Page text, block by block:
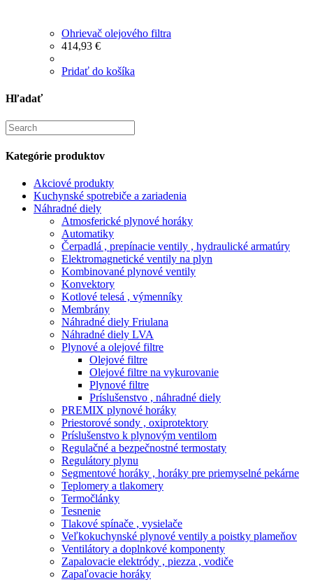
Ohrievač olejového filtra
414,93 €
Pridať do košíka
Hľadať
Search
for:
Kategórie produktov
Akciové produkty
Kuchynské spotrebiče a zariadenia
Náhradné diely
Atmosferické plynové horáky
Automatiky
Čerpadlá , prepínacie ventily , hydraulické armatúry
Elektromagnetické ventily na plyn
Kombinované plynové ventily
Konvektory
Kotlové telesá , výmenníky
Membrány
Náhradné diely Friulana
Náhradné diely LVA
Plynové a olejové filtre
Olejové filtre
Olejové filtre na vykurovanie
Plynové filtre
Príslušenstvo , náhradné diely
PREMIX plynové horáky
Priestorové sondy , oxiprotektory
Príslušenstvo k plynovým ventilom
Regulačné a bezpečnostné termostaty
Regulátory plynu
Segmentové horáky , horáky pre priemyselné pekárne
Teplomery a tlakomery
Termočlánky
Tesnenie
Tlakové spínače , vysielače
Veľkokuchynské plynové ventily a poistky plameňov
Ventilátory a doplnkové komponenty
Zapalovacie elektródy , piezza , vodiče
Zapaľovacie horáky